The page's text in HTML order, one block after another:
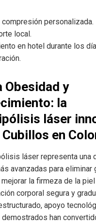
compresión personalizada.
local.
en hotel durante los
Obesidad y
la
láser
Cubillos en
láser representa una
avanzadas para eliminar
la firmeza de la
corporal segura y
apoyo
han